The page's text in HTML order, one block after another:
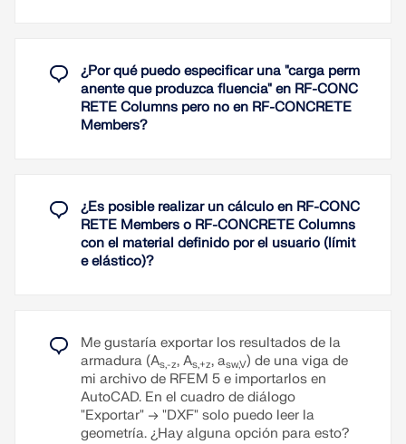
¿Por qué puedo especificar una "carga perm
anente que produzca fluencia" en RF-CONC
RETE Columns pero no en RF-CONCRETE
Members?
¿Es posible realizar un cálculo en RF-CONC
RETE Members o RF-CONCRETE Columns
con el material definido por el usuario (límit
e elástico)?
Me gustaría exportar los resultados de la
armadura (As,-z, As,+z, asw,V) de una viga de
mi archivo de RFEM 5 e importarlos en
AutoCAD. En el cuadro de diálogo
"Exportar" → "DXF" solo puedo leer la
geometría. ¿Hay alguna opción para esto?